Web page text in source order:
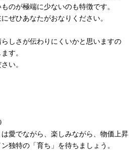
のが極端に少ないのも特徴です。
ぜひあなたがおなりください。
しさが伝わりにくいかと思いますの
す。
い。
愛でながら、楽しみながら、物価上昇
独特の「育ち」を待ちましょう。